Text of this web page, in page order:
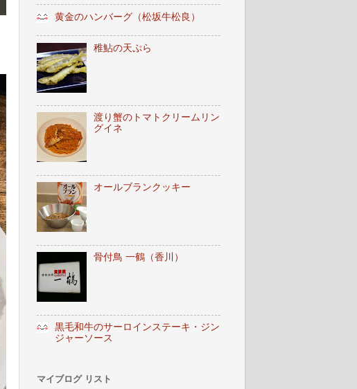
黄金のハンバーグ（松坂牛松良）
稚鮎の天ぷら
渡り蟹のトマトクリームリン
グイネ
オールブランクッキー
骨付鳥 一鶴（香川）
黒毛和牛のサーロインステーキ・ジン
ジャーソース
マイブログ リスト